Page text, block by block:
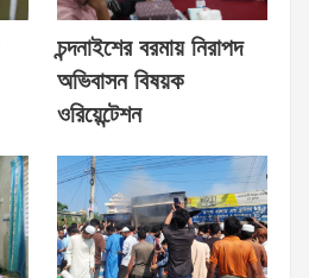
চন্দনাইশের বরমায় নিরাপদ
অভিবাসন বিষয়ক
ওরিয়েন্টেশন